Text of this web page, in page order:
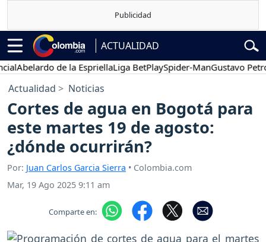
ACTUALIDAD
de la EspriellaLiga BetPlaySpider-ManGustavo Petro
Actualidad Noticias
Cortes de agua en Bogotá para
este martes 19 de agosto:
¿dónde ocurrirán?
Por: Juan Carlos Garcia Sierra • Colombia.com
Mar, 19 Ago 2025 9:11 am
Comparte en: